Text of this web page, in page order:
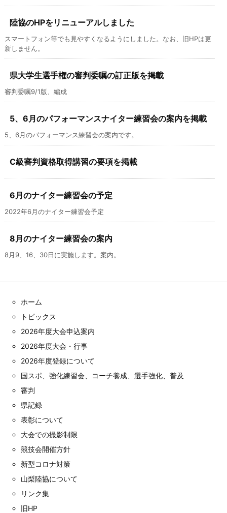
陸協のHPをリニューアルしました
スマートフォン等でも見やすくなるようにしました。なお、旧HPは更
新しません。
県大学生選手権の審判委嘱の訂正版を掲載
審判委嘱9/1版、編成
5、6月のパフォーマンスナイター練習会の案内を掲載
5、6月のパフォーマンス練習会の案内です。
C級審判資格取得講習の要項を掲載
6月のナイター練習会の予定
2022年6月のナイター練習会予定
8月のナイター練習会の案内
8月9、16、30日に実施します。案内。
ホーム
トピックス
2026年度大会申込案内
2026年度大会・行事
2026年度登録について
国スポ、強化練習会、コーチ養成、選手強化、普及
審判
県記録
表彰について
大会での撮影制限
競技会開催方針
新型コロナ対策
山梨陸協について
リンク集
旧HP